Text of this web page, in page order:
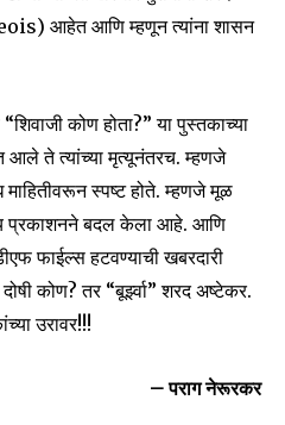
आहेत आणि म्हणून त्यांना शासन
कोण होता?” या पुस्तकाच्या
ते त्यांच्या मृत्यूनंतरच. म्हणजे
स्पष्ट होते. म्हणजे मूळ
प्रकाशनने बदल केला आहे. आणि
फाईल्स हटवण्याची खबरदारी
कोण? तर “बूर्झ्वा” शरद अष्टेकर.
उरावर!!!
– पराग नेरूरकर